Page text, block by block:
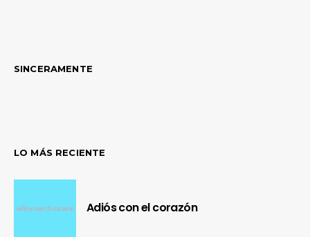
SINCERAMENTE
LO MÁS RECIENTE
Adiós con el corazón